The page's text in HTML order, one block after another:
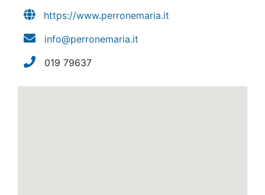
https://www.perronemaria.it
info@perronemaria.it
019 79637